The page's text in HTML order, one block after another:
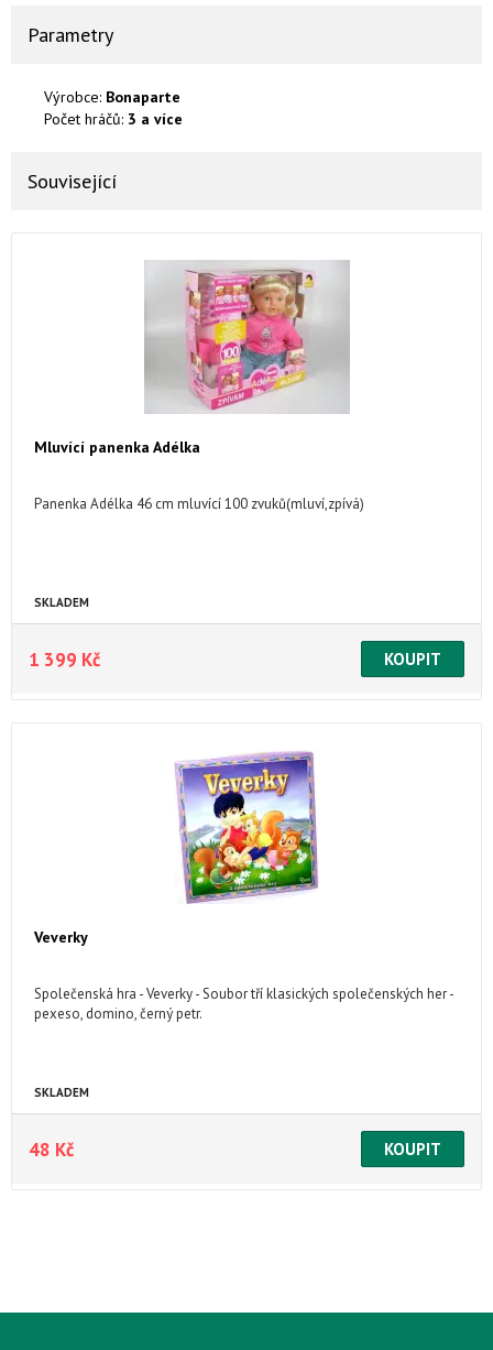
Parametry
Výrobce: Bonaparte
Počet hráčů: 3 a více
Související
Mluvící panenka Adélka
Panenka Adélka 46 cm mluvící 100 zvuků(mluví,zpívá)
SKLADEM
1 399 Kč
Veverky
Společenská hra - Veverky - Soubor tří klasických společenských her -
pexeso, domino, černý petr.
SKLADEM
48 Kč